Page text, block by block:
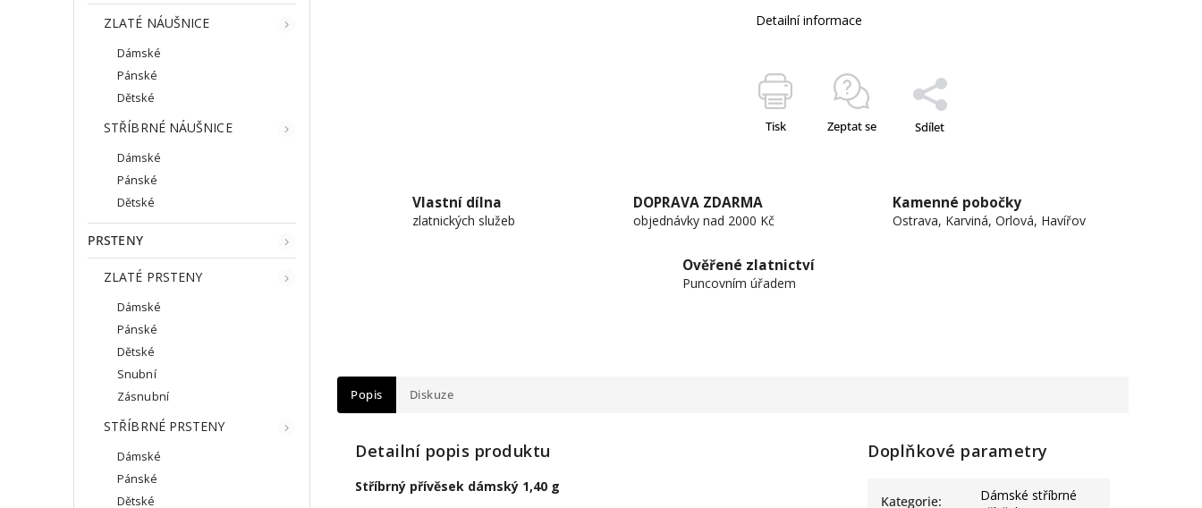
ZLATÉ NÁUŠNICE
Dámské
Pánské
Dětské
STŘÍBRNÉ NÁUŠNICE
Dámské
Pánské
Dětské
PRSTENY
ZLATÉ PRSTENY
Dámské
Pánské
Dětské
Snubní
Zásnubní
STŘÍBRNÉ PRSTENY
Dámské
Pánské
Dětské
Detailní informace
Tisk Zeptat se Sdílet
Vlastní dílna
zlatnických služeb
DOPRAVA ZDARMA
objednávky nad 2000 Kč
Kamenné pobočky
Ostrava, Karviná, Orlová, Havířov
Ověřené zlatnictví
Puncovním úřadem
Popis Diskuze
Detailní popis produktu
Stříbrný přívěsek dámský 1,40 g
Doplňkové parametry
Kategorie:
Dámské stříbrné